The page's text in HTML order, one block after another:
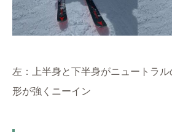
左：上半身と下半身がニュート
形が強くニーイン